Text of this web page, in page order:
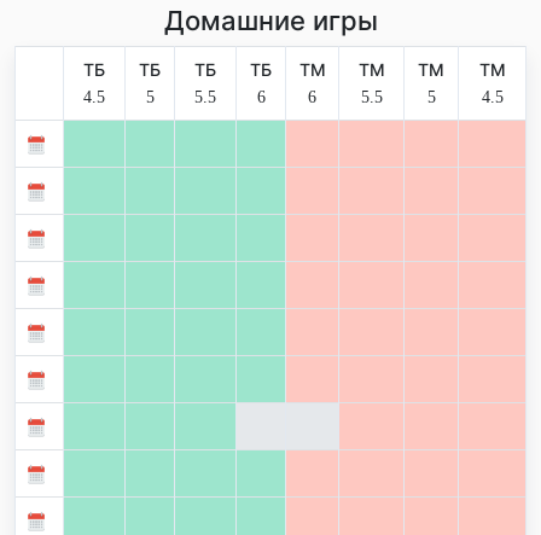
Домашние игры
ТБ
4.5
ТБ
5
ТБ
5.5
ТБ
6
ТМ
6
ТМ
5.5
ТМ
5
ТМ
4.5